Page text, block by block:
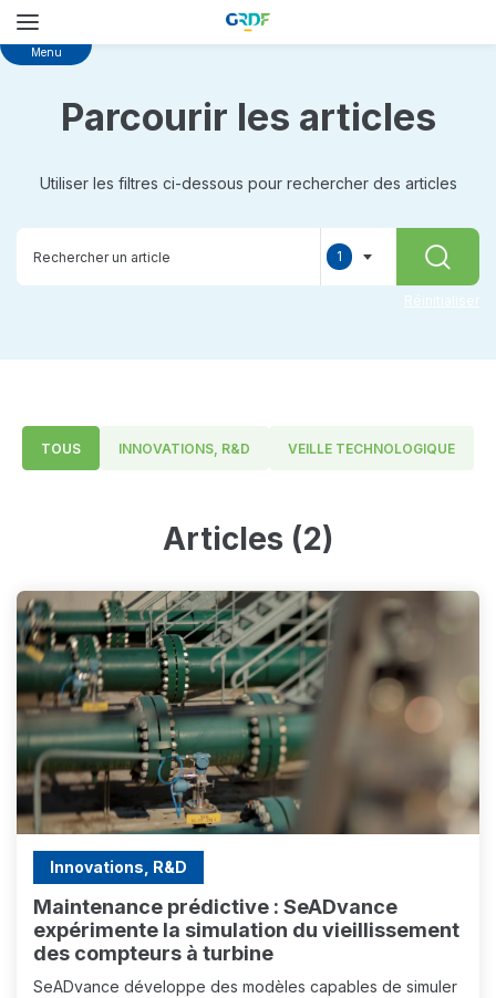
Skip
Menu
Parcourir les articles
Utiliser les filtres ci-dessous pour rechercher des articles
1
Réinitialiser
TOUS INNOVATIONS, R&D VEILLE TECHNOLOGIQUE
Articles (2)
Innovations, R&D
Maintenance prédictive : SeADvance
expérimente la simulation du vieillissement
des compteurs à turbine
SeADvance développe des modèles capables de simuler